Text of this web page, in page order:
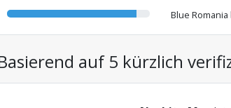
Blue
auf 5 kürzlich